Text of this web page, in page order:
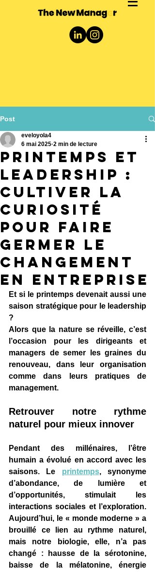
Post
Printemps et
leadership :
cultiver la
curiosité
pour faire
germer le
changement
en entreprise
eveloyola4
6 mai 2025 2 min de lecture
Et si le printemps devenait aussi une
saison stratégique pour le leadership
?
Alors que la nature se réveille, c’est
l’occasion pour les dirigeants et
managers de semer les graines du
renouveau, dans leur organisation
comme dans leurs pratiques de
management.
Retrouver notre rythme
naturel pour mieux innover
Pendant des millénaires, l’être
humain a évolué en accord avec les
saisons. Le printemps, synonyme
d’abondance, de lumière et
d’opportunités, stimulait les
interactions sociales et l’exploration.
Aujourd’hui, le « monde moderne » a
brouillé ce lien au rythme naturel,
mais notre biologie, elle, n’a pas
changé : hausse de la sérotonine,
baisse de la mélatonine, énergie